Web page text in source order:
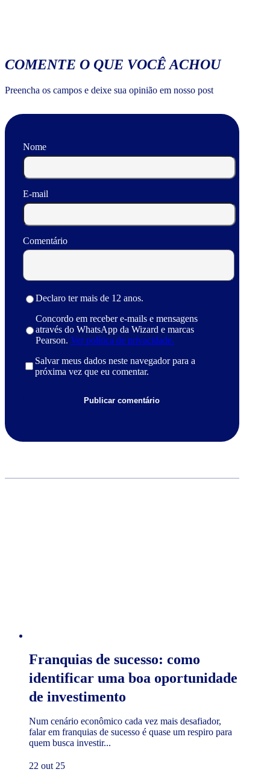
COMENTE O QUE VOCÊ ACHOU
Preencha os campos e deixe sua opinião em nosso post
Nome
E-mail
Comentário
Declaro ter mais de 12 anos.
Concordo em receber e-mails e mensagens
através do WhatsApp da Wizard e marcas
Pearson. Ver política de privacidade.
Salvar meus dados neste navegador para a
próxima vez que eu comentar.
Franquias de sucesso: como
identificar uma boa oportunidade
de investimento
Num cenário econômico cada vez mais desafiador,
falar em franquias de sucesso é quase um respiro para
quem busca investir...
22 out 25